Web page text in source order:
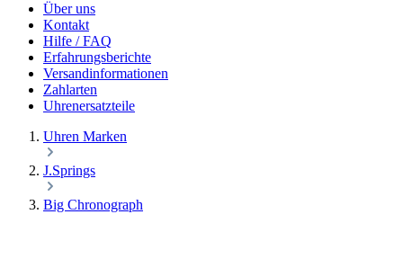
Über uns
Kontakt
Hilfe / FAQ
Erfahrungsberichte
Versandinformationen
Zahlarten
Uhrenersatzteile
Uhren Marken
J.Springs
Big Chronograph